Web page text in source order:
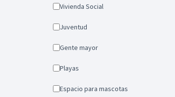
Vivienda Social
Juventud
Gente mayor
Playas
Espacio para mascotas